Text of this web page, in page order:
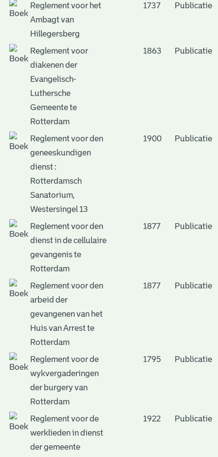
Reglement voor het
Ambagt van
Hillegersberg
1737 Publicatie
Reglement voor
diakenen der
Evangelisch-
Luthersche
Gemeente te
Rotterdam
1863 Publicatie
Reglement voor den
geneeskundigen
dienst :
Rotterdamsch
Sanatorium,
Westersingel 13
1900 Publicatie
Reglement voor den
dienst in de cellulaire
gevangenis te
Rotterdam
1877 Publicatie
Reglement voor den
arbeid der
gevangenen van het
Huis van Arrest te
Rotterdam
1877 Publicatie
Reglement voor de
wykvergaderingen
der burgery van
Rotterdam
1795 Publicatie
Reglement voor de
werklieden in dienst
der gemeente
1922 Publicatie